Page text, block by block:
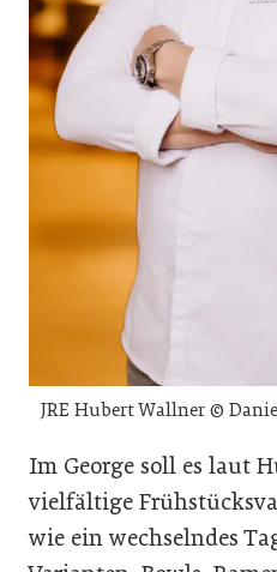
JRE Hubert Wallner ©
Im George soll es laut
vielfältige
wie ein wechselndes